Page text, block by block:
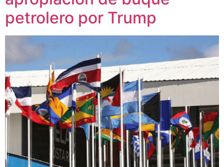
petrolero por Trump